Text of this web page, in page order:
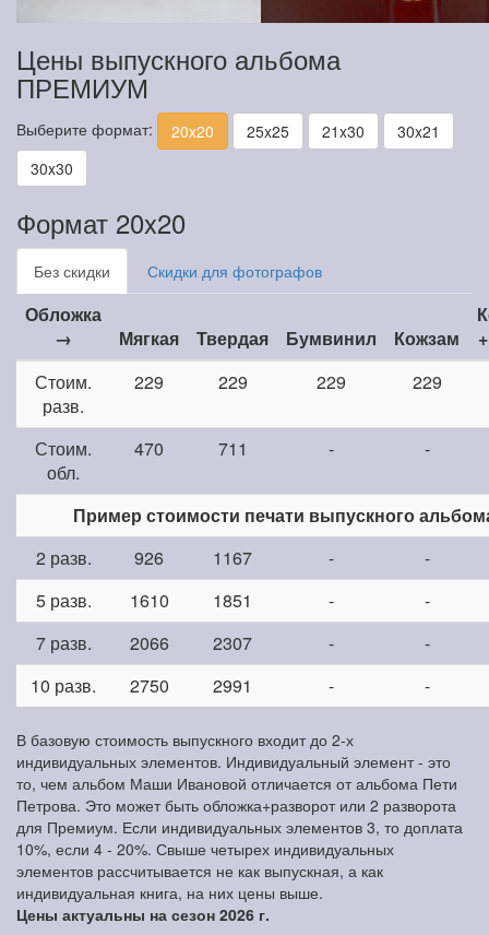
Цены выпускного альбома
ПРЕМИУМ
Выберите формат: 20x20 25x25 21x30
30x21
30x30
Формат 20x20
Без скидки Скидки для фотографов
Обложка
→
Мягкая Твердая Бумвинил Кожзам
Стоим.
разв.
229 229 229 229
Стоим.
обл.
470 711 - -
Пример стоимости печати выпускного
2 разв.
926 1167 -
-
5 разв.
1610 1851 -
-
7 разв.
2066 2307 -
-
10 разв.
2750 2991 - -
В базовую стоимость выпускного входит до 2-х
индивидуальных элементов. Индивидуальный элемент - это
то, чем альбом Маши Ивановой отличается от альбома Пети
Петрова. Это может быть обложка+разворот или 2 разворота
для Премиум. Если индивидуальных элементов 3, то доплата
10%, если 4 - 20%. Свыше четырех индивидуальных
элементов рассчитывается не как выпускная, а как
индивидуальная книга, на них цены выше.
Цены актуальны на сезон 2026 г.